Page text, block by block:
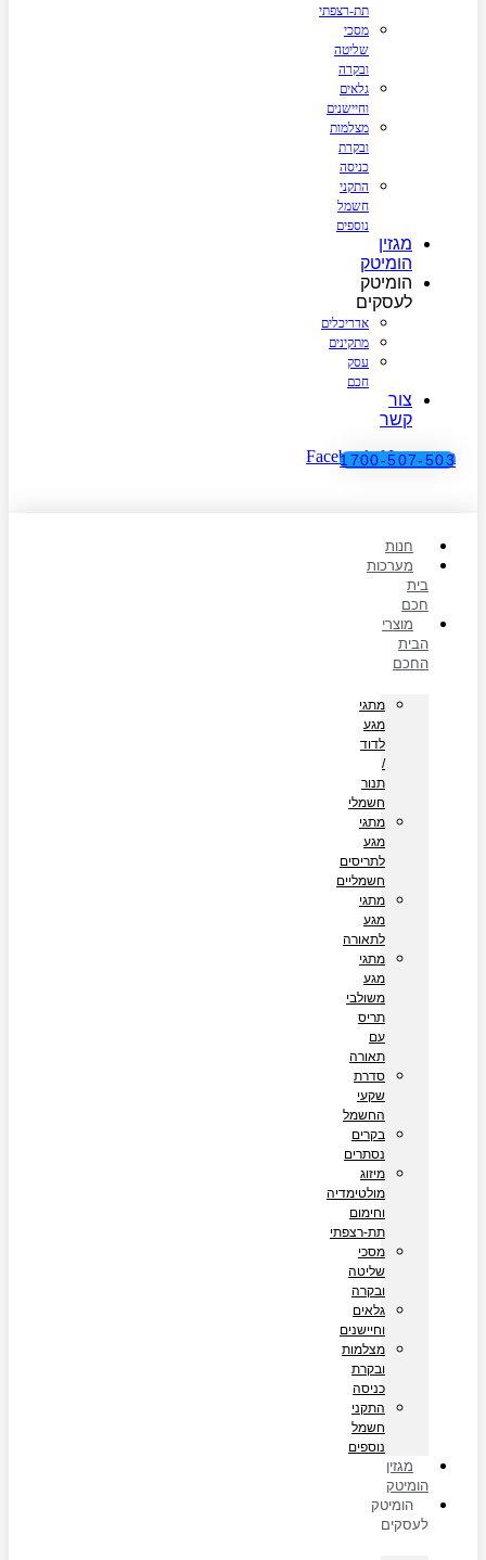
תת-רצפתי
מסכי
שליטה
ובקרה
גלאים
וחיישנים
מצלמות
ובקרת
כניסה
התקני
חשמל
נוספים
מגזין
הומיטק
הומיטק
לעסקים
אדריכלים
מתקינים
עסק
חכם
צור
קשר
Facebook-f Instagram
1700-507-503
חנות
מערכות
בית
חכם
מוצרי
הבית
החכם
מתגי
מגע
לדוד
/
תנור
חשמלי
מתגי
מגע
לתריסים
חשמליים
מתגי
מגע
לתאורה
מתגי
מגע
משולבי
תריס
עם
תאורה
סדרת
שקעי
החשמל
בקרים
נסתרים
מיזוג
מולטימדיה
וחימום
תת-רצפתי
מסכי
שליטה
ובקרה
גלאים
וחיישנים
מצלמות
ובקרת
כניסה
התקני
חשמל
נוספים
מגזין
הומיטק
הומיטק
לעסקים